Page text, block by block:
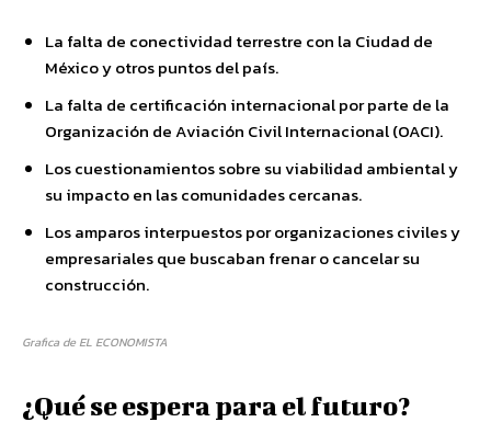
La falta de conectividad terrestre con la Ciudad de
México y otros puntos del país.
La falta de certificación internacional por parte de la
Organización de Aviación Civil Internacional (OACI).
Los cuestionamientos sobre su viabilidad ambiental y
su impacto en las comunidades cercanas.
Los amparos interpuestos por organizaciones civiles y
empresariales que buscaban frenar o cancelar su
construcción.
Grafica de EL ECONOMISTA
¿Qué se espera para el futuro?